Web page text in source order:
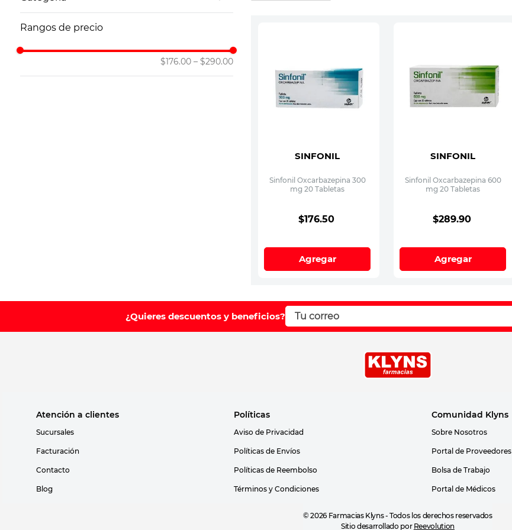
Rangos de precio
$176.00 – $290.00
SINFONIL
Sinfonil Oxcarbazepina 300
mg 20 Tabletas
$176.50
Agregar
SINFONIL
Sinfonil Oxcarbazepina 600
mg 20 Tabletas
$289.90
Agregar
¿Quieres descuentos y beneficios?
Atención a clientes
Sucursales
Facturación
Contacto
Blog
Políticas
Aviso de Privacidad
Políticas de Envíos
Políticas de Reembolso
Términos y Condiciones
Comunidad Klyns
Sobre Nosotros
Portal de Proveedores
Bolsa de Trabajo
Portal de Médicos
© 2026 Farmacias Klyns - Todos los derechos reservados
Sitio desarrollado por Reevolution
10. vitamina